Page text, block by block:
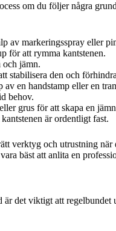
om du följer några
av markeringsspray eller
för att rymma kantstenen.
och jämn.
stabilisera den och
en handstamp eller en
behov.
grus för att skapa en
är ordentligt fast.
verktyg och utrustning när
bäst att anlita en
det viktigt att regelbundet